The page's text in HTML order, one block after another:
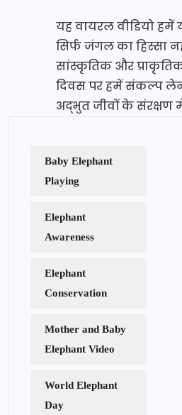
यह वायरल वीडियो हमें
सिर्फ जंगल का हिस्सा
सांस्कृतिक और प्राकृतिक
दिवस पर हमें संकल्प
अद्भुत जीवों के संरक्षण
Baby Elephant
Playing
Elephant
Awareness
Elephant
Conservation
Mother and Baby
Elephant Video
World Elephant
Day